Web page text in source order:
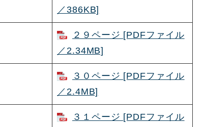
／386KB]
２９ページ [PDFファイル
／2.34MB]
３０ページ [PDFファイル
／2.4MB]
３１ページ [PDFファイル